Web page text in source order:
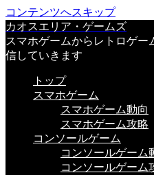
コンテンツへスキップ
カオスエリア・ゲームズ
スマホゲームからレトロゲ
信していきます
トップ
スマホゲーム
スマホゲーム動向
スマホゲーム攻略
コンソールゲーム
コンソールゲーム
コンソールゲーム